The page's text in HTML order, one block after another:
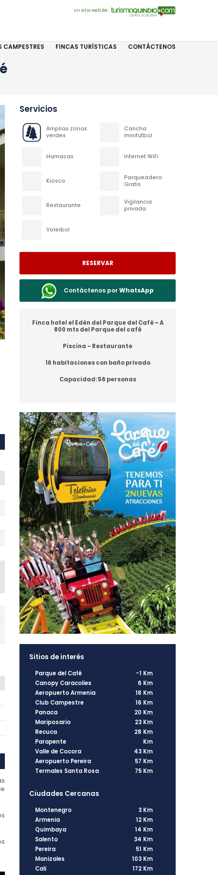
Un sitio web de:
CAMPESTRES FINCAS TURÍSTICAS CONTÁCTENOS
Servicios
Amplias zonas
verdes
Cancha
minifutbol
Hamacas Internet WiFi
Kiosco
Parqueadero
Gratis
Restaurante
Vigilancia
privada
Voleibol
RESERVAR
Contáctenos porWhatsApp
Finca hotel el Edén del Parque del Café – A
800 mts del Parque del café
Piscina – Restaurante
16 habitaciones con baño privado
Capacidad: 56 personas
Sitios de interés
Parque del Café
-1 Km
Canopy Caracolies
6 Km
Aeropuerto Armenia
18 Km
Club Campestre
16 Km
Panaca
20 Km
Mariposario
23 Km
Recuca
28 Km
Parapente
Km
Valle de Cocora
43 Km
Aeropuerto Pereira
57 Km
Termales Santa Rosa
75 Km
Ciudades Cercanas
Montenegro
3 Km
Armenia
12 Km
Quimbaya
14 Km
Salento
34 Km
Pereira
51 Km
Manizales
103 Km
Cali
172 Km